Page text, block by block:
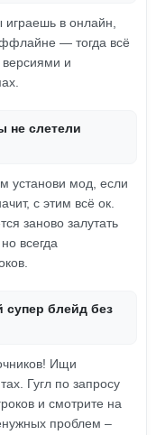
в онлайн,
— тогда всё
и
не слетели
установи мод, если
с этим всё ок.
заново залутать
всегда
супер блейд без
Ищи
Гугл по запросу
и смотрите на
проблем –